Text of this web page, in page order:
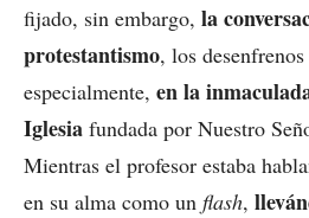
fijado, sin embargo, la
protestantismo, los
especialmente, en la
Iglesia fundada por Nuestro
Mientras el profesor estaba
en su alma como un flash,